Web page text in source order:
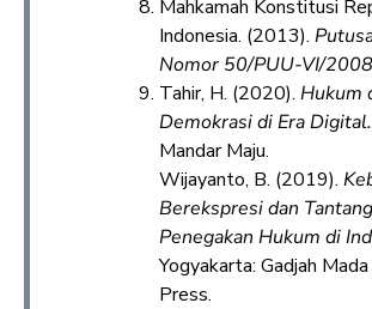
Mahkamah Konstitusi
Indonesia. (2013).
Nomor 50/PUU-VI/
Tahir, H. (2020). Hukum
Demokrasi di Era Digital.
Mandar Maju.
Wijayanto, B. (2019).
Berekspresi dan
Penegakan Hukum di
Yogyakarta: Gadjah
Press.